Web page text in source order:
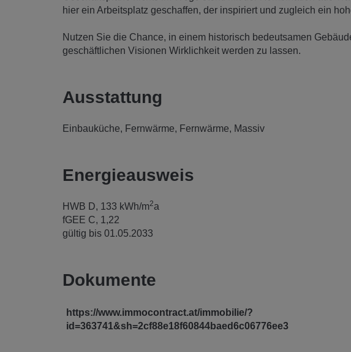
hier ein Arbeitsplatz geschaffen, der inspiriert und zugleich ein
Nutzen Sie die Chance, in einem historisch bedeutsamen
geschäftlichen Visionen Wirklichkeit werden zu lassen.
Ausstattung
Einbauküche Fernwärme Fernwärme Massiv
Energieausweis
HWB D, 133 kWh/m2a
fGEE C, 1,22
gültig bis 01.05.2033
Dokumente
https://www.immocontract.at/immobilie/?
id=363741&sh=2cf88e18f60844baed6c06776ee3